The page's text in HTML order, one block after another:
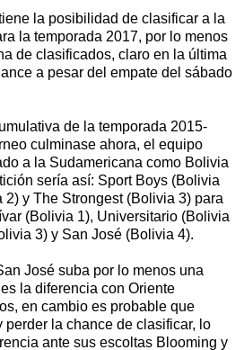
la posibilidad de clasificar a la
la temporada 2017, por lo menos
de clasificados, claro en la última
a pesar del empate del sábado
de la temporada 2015-
culminase ahora, el equipo
a la Sudamericana como Bolivia
sería así: Sport Boys (Bolivia
2) y The Strongest (Bolivia 3) para
(Bolivia 1), Universitario (Bolivia
3) y San José (Bolivia 4).
José suba por lo menos una
la diferencia con Oriente
en cambio es probable que
la chance de clasificar, lo
ante sus escoltas Blooming y